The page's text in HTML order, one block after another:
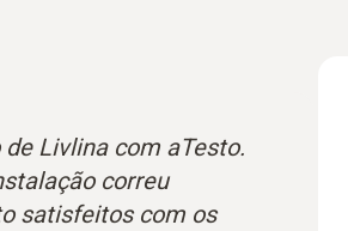
Livlina com aTesto.
correu
satisfeitos com os